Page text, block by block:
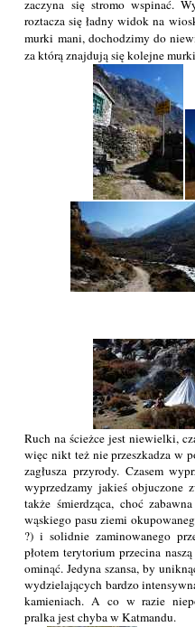
zaczyna się stromo wspinać.
roztacza się ładny widok na
murki mani, dochodzimy do
za którą znajdują się kolejne
Ruch na ścieżce jest niewielki,
więc nikt też nie przeszkadza w
zagłusza przyrody. Czasem
wyprzedzamy jakieś objuczone
także śmierdząca, choć
wąskiego pasu ziemi
?) i solidnie zaminowanego
płotem terytorium przecina
ominąć. Jedyna szansa, by
wydzielających bardzo
kamieniach. A co w razie
pralka jest chyba w Katmandu.